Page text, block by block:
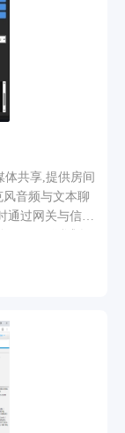
体共享,提供房间
音频与文本聊
通过网关与信令
频发布与观
浏览器侧
监听地址与排障
Web/WASM